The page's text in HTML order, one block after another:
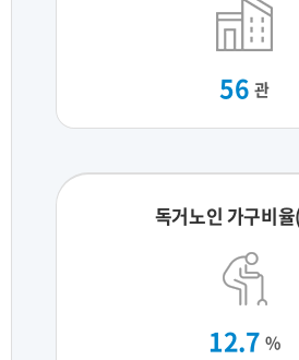
56 관
독거노인 가구비
12.7 %